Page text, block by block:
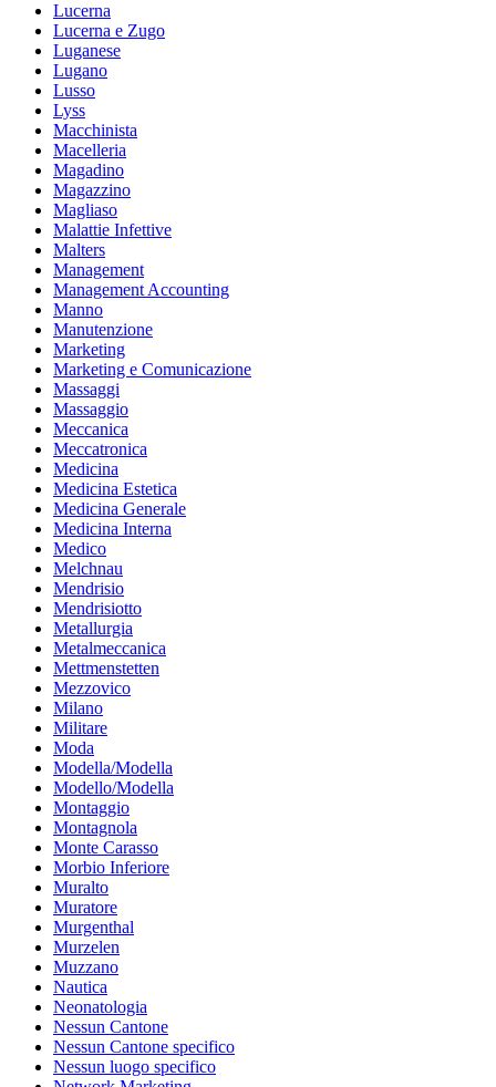
Lucerna
Lucerna e Zugo
Luganese
Lugano
Lusso
Lyss
Macchinista
Macelleria
Magadino
Magazzino
Magliaso
Malattie Infettive
Malters
Management
Management Accounting
Manno
Manutenzione
Marketing
Marketing e Comunicazione
Massaggi
Massaggio
Meccanica
Meccatronica
Medicina
Medicina Estetica
Medicina Generale
Medicina Interna
Medico
Melchnau
Mendrisio
Mendrisiotto
Metallurgia
Metalmeccanica
Mettmenstetten
Mezzovico
Milano
Militare
Moda
Modella/Modella
Modello/Modella
Montaggio
Montagnola
Monte Carasso
Morbio Inferiore
Muralto
Muratore
Murgenthal
Murzelen
Muzzano
Nautica
Neonatologia
Nessun Cantone
Nessun Cantone specifico
Nessun luogo specifico